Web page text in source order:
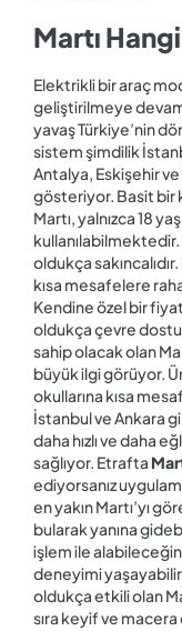
Martı
Elektrikli bir araç
geliştirilmeye
yavaş Türkiye’nin
sistem şimdilik
Antalya, Eskişehir
gösteriyor. Basit bir
Martı, yalnızca 18
oldukça sakıncalıdır.
kısa mesafelere
Kendine özel bir
oldukça çevre
sahip olacak olan
büyük ilgi görüyor.
okullarına kısa
İstanbul ve Ankara
daha hızlı ve daha
sağlıyor. Etrafta
ediyorsanız
en yakın Martı’yı
bularak yanına
işlem ile
deneyimi
oldukça etkili olan
sıra keyif ve macera